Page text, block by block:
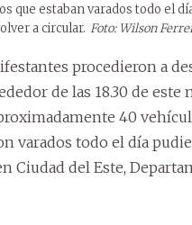
que estaban varados todo el
a circular. Foto: Wilson
procedieron a
de las 18.30 de este
40
varados todo el día
Ciudad del Este,